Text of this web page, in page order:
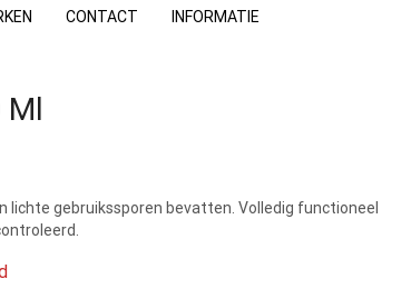
CONTACT INFORMATIE
Ml
lichte gebruikssporen bevatten. Volledig functioneel